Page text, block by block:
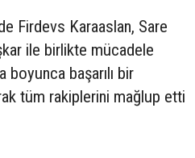
Firdevs Karaaslan, Sare
ile birlikte mücadele
boyunca başarılı bir
tüm rakiplerini mağlup etti